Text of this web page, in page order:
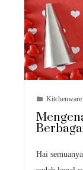
Kitchenware
Hai